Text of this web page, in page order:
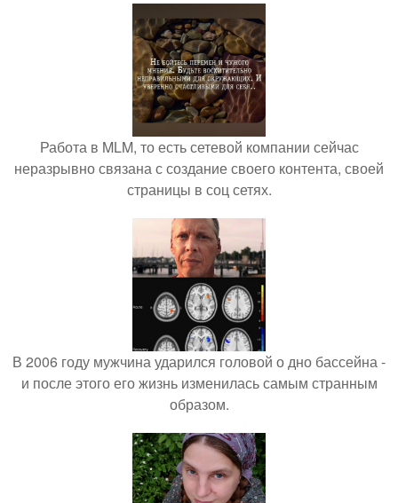
Работа в MLM, то есть сетевой компании сейчас
неразрывно связана с создание своего контента, своей
страницы в соц сетях.
В 2006 году мужчина ударился головой о дно бассейна -
и после этого его жизнь изменилась самым странным
образом.